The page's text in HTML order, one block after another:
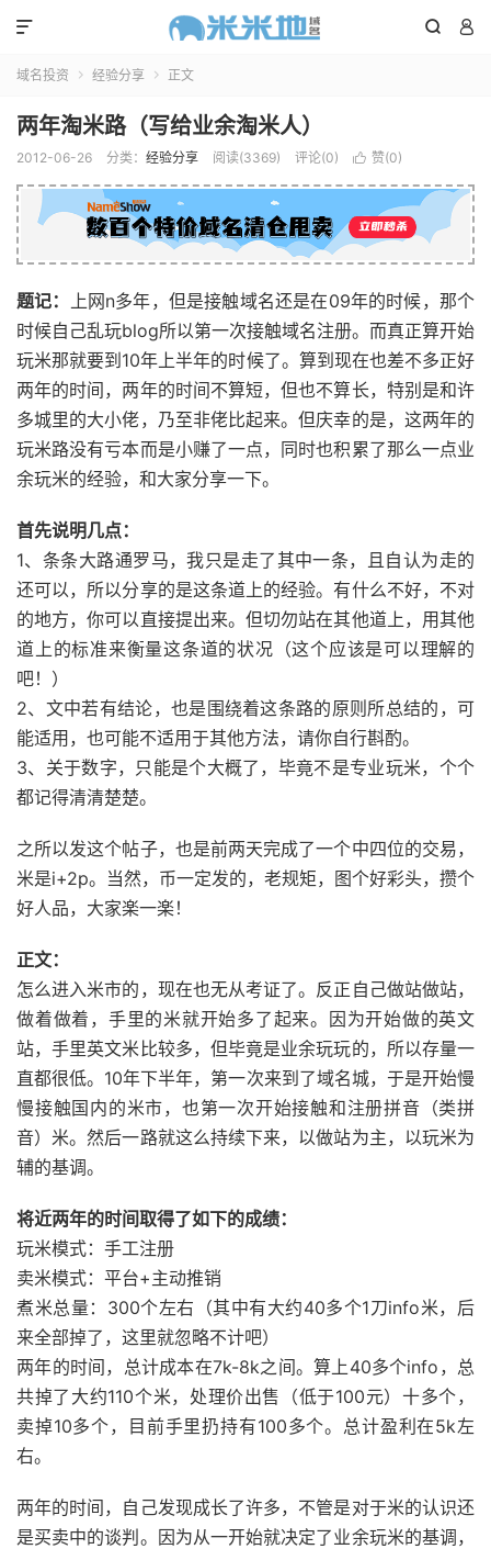
 

域名投资  经验分享  正文
两年淘米路（写给业余淘米人）
2012-06-26 分类： 经验分享 阅读(3369) 评论(0)  赞(0)
题记：
上网n多年，但是接触域名还是在09年的时候，那个
时候自己乱玩blog所以第一次接触域名注册。而真正算开始
玩米那就要到10年上半年的时候了。算到现在也差不多正好
两年的时间，两年的时间不算短，但也不算长，特别是和许
多城里的大小佬，乃至非佬比起来。但庆幸的是，这两年的
玩米路没有亏本而是小赚了一点，同时也积累了那么一点业
余玩米的经验，和大家分享一下。
首先说明几点：
1、条条大路通罗马，我只是走了其中一条，且自认为走的
还可以，所以分享的是这条道上的经验。有什么不好，不对
的地方，你可以直接提出来。但切勿站在其他道上，用其他
道上的标准来衡量这条道的状况（这个应该是可以理解的
吧！）
2、文中若有结论，也是围绕着这条路的原则所总结的，可
能适用，也可能不适用于其他方法，请你自行斟酌。
3、关于数字，只能是个大概了，毕竟不是专业玩米，个个
都记得清清楚楚。
之所以发这个帖子，也是前两天完成了一个中四位的交易，
米是i+2p。当然，币一定发的，老规矩，图个好彩头，攒个
好人品，大家楽一楽！
正文：
怎么进入米市的，现在也无从考证了。反正自己做站做站，
做着做着，手里的米就开始多了起来。因为开始做的英文
站，手里英文米比较多，但毕竟是业余玩玩的，所以存量一
直都很低。10年下半年，第一次来到了域名城，于是开始慢
慢接触国内的米市，也第一次开始接触和注册拼音（类拼
音）米。然后一路就这么持续下来，以做站为主，以玩米为
辅的基调。
将近两年的时间取得了如下的成绩：
玩米模式：手工注册
卖米模式：平台+主动推销
煮米总量：300个左右（其中有大约40多个1刀info米，后
来全部掉了，这里就忽略不计吧）
两年的时间，总计成本在7k-8k之间。算上40多个info，总
共掉了大约110个米，处理价出售（低于100元）十多个，
卖掉10多个，目前手里扔持有100多个。总计盈利在5k左
右。
两年的时间，自己发现成长了许多，不管是对于米的认识还
是买卖中的谈判。因为从一开始就决定了业余玩米的基调，